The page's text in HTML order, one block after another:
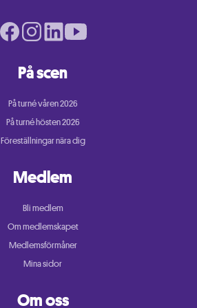
På scen
På turné våren 2026
På turné hösten 2026
Föreställningar nära dig
Medlem
Bli medlem
Om medlemskapet
Medlemsförmåner
Mina sidor
Om oss
Facebook page
Instagram page
LinkedIn pageYoutube page